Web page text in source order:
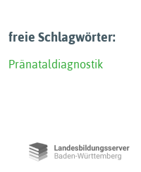
freie Schlagwörter:
Pränataldiagnostik